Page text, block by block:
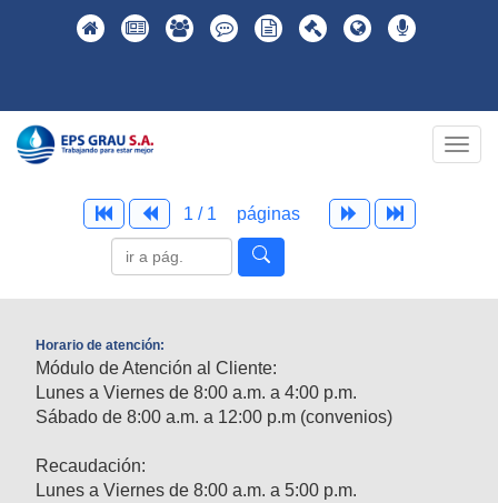
1 / 1 páginas
Horario de atención:
Módulo de Atención al Cliente:
Lunes a Viernes de 8:00 a.m. a 4:00 p.m.
Sábado de 8:00 a.m. a 12:00 p.m (convenios)
Recaudación:
Lunes a Viernes de 8:00 a.m. a 5:00 p.m.